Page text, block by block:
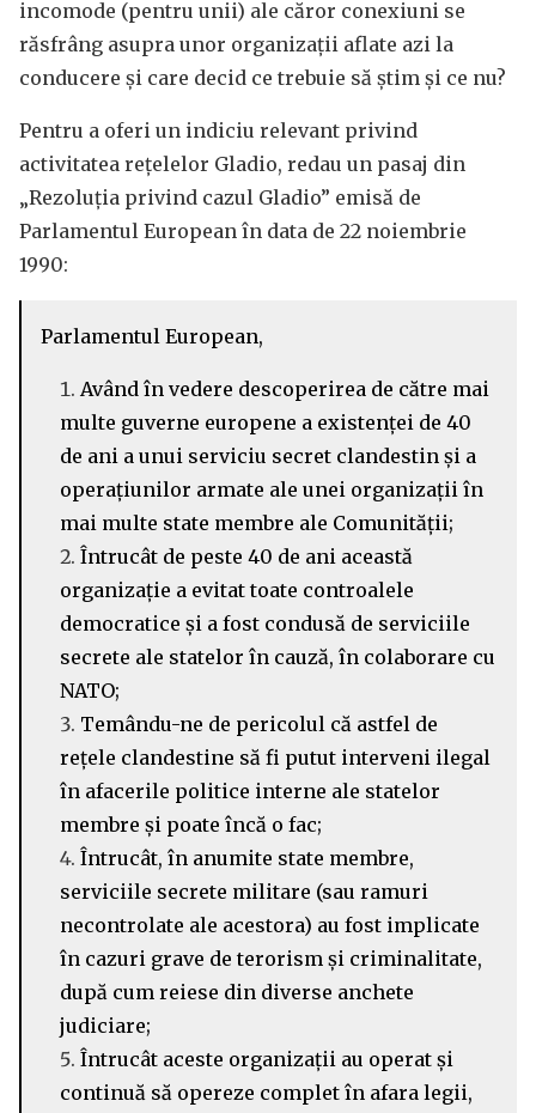
incomode (pentru unii) ale căror conexiuni se
răsfrâng asupra unor organizații aflate azi la
conducere și care decid ce trebuie să știm și ce nu?
Pentru a oferi un indiciu relevant privind
activitatea rețelelor Gladio, redau un pasaj din
„Rezoluția privind cazul Gladio” emisă de
Parlamentul European în data de 22 noiembrie
1990:
Parlamentul European,
Având în vedere descoperirea de către mai
multe guverne europene a existenței de 40
de ani a unui serviciu secret clandestin și a
operațiunilor armate ale unei organizații în
mai multe state membre ale Comunității;
Întrucât de peste 40 de ani această
organizație a evitat toate controalele
democratice și a fost condusă de serviciile
secrete ale statelor în cauză, în colaborare cu
NATO;
Temându-ne de pericolul că astfel de
rețele clandestine să fi putut interveni ilegal
în afacerile politice interne ale statelor
membre și poate încă o fac;
Întrucât, în anumite state membre,
serviciile secrete militare (sau ramuri
necontrolate ale acestora) au fost implicate
în cazuri grave de terorism și criminalitate,
după cum reiese din diverse anchete
judiciare;
Întrucât aceste organizații au operat și
continuă să opereze complet în afara legii,